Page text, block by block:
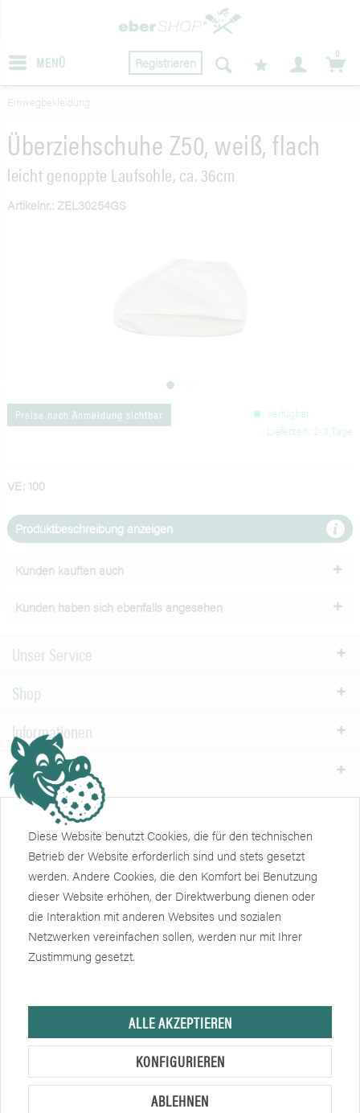
MENÜ Registrieren
0
Einwegbekleidung
Überziehschuhe Z50, weiß, flach
leicht genoppte Laufsohle, ca. 36cm
Artikelnr.: ZEL30254GS
Preise nach Anmeldung sichtbar
Verfügbar
Lieferzeit: 2-3 Tage
VE: 100
Produktbeschreibung anzeigen
Kunden kauften auch
Kunden haben sich ebenfalls angesehen
Unser Service
Shop
Informationen
Weiteres
Newsletter
Zertifikate Soziale Netzwerke
Hersteller, sofern nicht anders angegeben, ist die Friedrich Eberlein GmbH.
Verkauf nur an Unternehmer, Gewerbetreibende, Freiberufler und öffentliche
Institutionen, nicht jedoch an Verbraucher im Sinne des § 13 BGB. Alle
Preise in Euro zzgl. gesetzl. MwSt. Angebote freibleibend.
Diese Website benutzt Cookies, die für den technischen
Betrieb der Website erforderlich sind und stets gesetzt
werden. Andere Cookies, die den Komfort bei Benutzung
dieser Website erhöhen, der Direktwerbung dienen oder
die Interaktion mit anderen Websites und sozialen
Netzwerken vereinfachen sollen, werden nur mit Ihrer
Zustimmung gesetzt.
ALLE AKZEPTIEREN
KONFIGURIEREN
ABLEHNEN